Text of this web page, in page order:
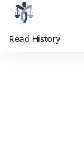
Read History